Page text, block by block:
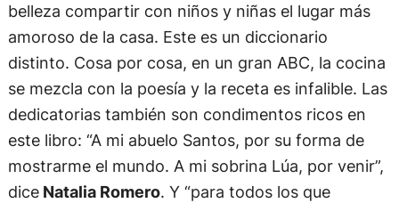
belleza compartir con niños y niñas el lugar más
amoroso de la casa. Este es un diccionario
distinto. Cosa por cosa, en un gran ABC, la cocina
se mezcla con la poesía y la receta es infalible. Las
dedicatorias también son condimentos ricos en
este libro: “A mi abuelo Santos, por su forma de
mostrarme el mundo. A mi sobrina Lúa, por venir”,
diceNatalia Romero. Y “para todos los que